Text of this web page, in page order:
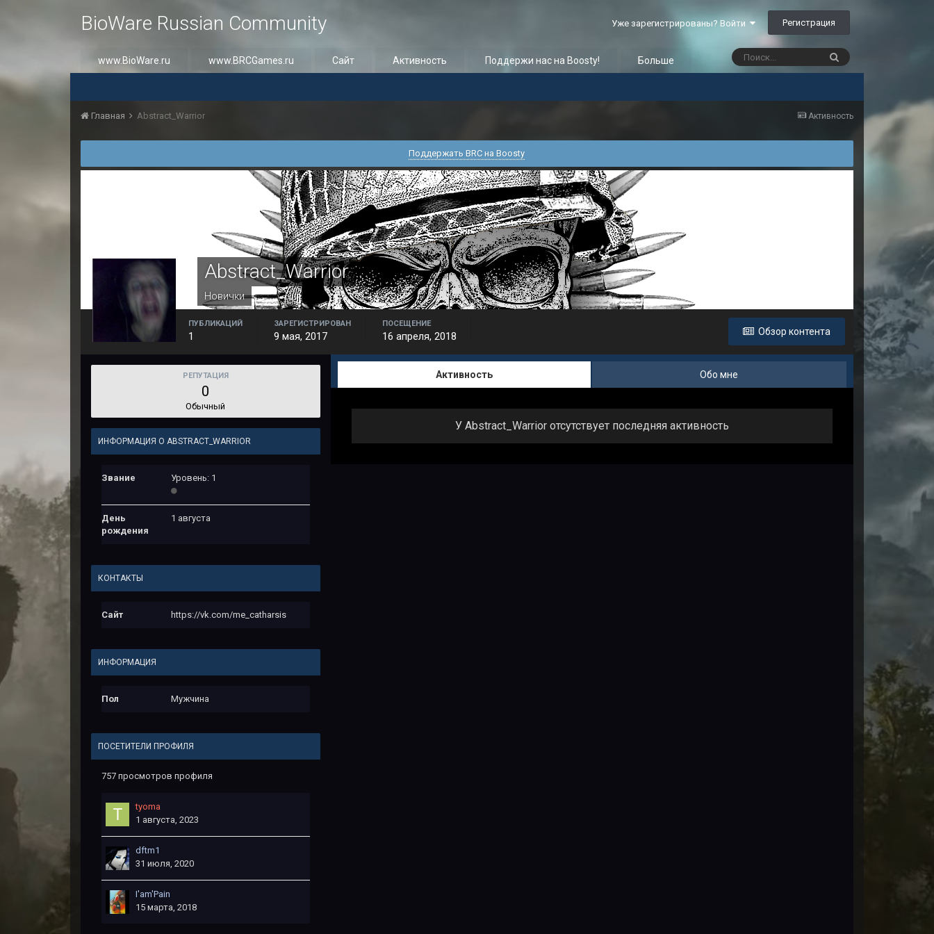
BioWare Russian Community Уже зарегистрированы? Войти Регистрация
www.BioWare.ru www.BRCGames.ru Сайт Активность Поддержи нас на Boosty! Больше
Активность
Главная Abstract_Warrior
Поддержать BRC на Boosty
Abstract_Warrior
Новички
Обзор контента
ПУБЛИКАЦИЙ
1
ЗАРЕГИСТРИРОВАН
9 мая, 2017
ПОСЕЩЕНИЕ
16 апреля, 2018
РЕПУТАЦИЯ
0
Обычный
ИНФОРМАЦИЯ О ABSTRACT_WARRIOR
Звание Уровень: 1
День
рождения
1 августа
КОНТАКТЫ
Сайт https://vk.com/me_catharsis
ИНФОРМАЦИЯ
Пол Мужчина
ПОСЕТИТЕЛИ ПРОФИЛЯ
757 просмотров профиля
tyoma
1 августа, 2023
dftm1
31 июля, 2020
I'am'Pain
15 марта, 2018
Активность Обо мне
У Abstract_Warrior отсутствует последняя активность